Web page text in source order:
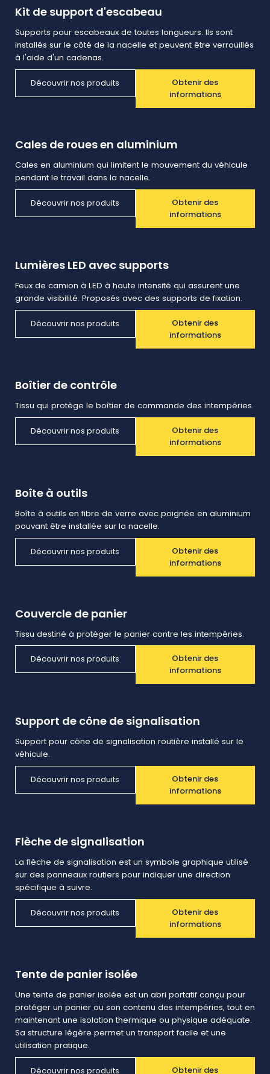
Kit de support d'escabeau
Supports pour escabeaux de toutes longueurs. Ils sont
installés sur le côté de la nacelle et peuvent être verrouillés
à l'aide d'un cadenas.
Découvrir nos produits
Obtenir des
informations
Cales de roues en aluminium
Cales en aluminium qui limitent le mouvement du véhicule
pendant le travail dans la nacelle.
Découvrir nos produits
Obtenir des
informations
Lumières LED avec supports
Feux de camion à LED à haute intensité qui assurent une
grande visibilité. Proposés avec des supports de fixation.
Découvrir nos produits
Obtenir des
informations
Boîtier de contrôle
Tissu qui protège le boîtier de commande des intempéries.
Découvrir nos produits
Obtenir des
informations
Boîte à outils
Boîte à outils en fibre de verre avec poignée en aluminium
pouvant être installée sur la nacelle.
Découvrir nos produits
Obtenir des
informations
Couvercle de panier
Tissu destiné à protéger le panier contre les intempéries.
Découvrir nos produits
Obtenir des
informations
Support de cône de signalisation
Support pour cône de signalisation routière installé sur le
véhicule.
Découvrir nos produits
Obtenir des
informations
Flèche de signalisation
La flèche de signalisation est un symbole graphique utilisé
sur des panneaux routiers pour indiquer une direction
spécifique à suivre.
Découvrir nos produits
Obtenir des
informations
Tente de panier isolée
Une tente de panier isolée est un abri portatif conçu pour
protéger un panier ou son contenu des intempéries, tout en
maintenant une isolation thermique ou physique adéquate.
Sa structure légère permet un transport facile et une
utilisation pratique.
Découvrir nos produits Obtenir des